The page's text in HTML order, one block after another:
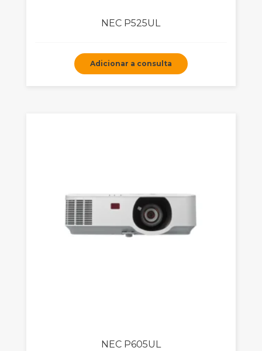
NEC P525UL
Adicionar a consulta
NEC P605UL